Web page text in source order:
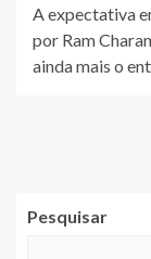
A expectativa
por Ram
ainda mais o
Pesquisar